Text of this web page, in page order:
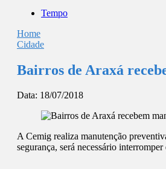
Tempo
Home
Cidade
Bairros de Araxá
Data: 18/07/2018
A Cemig realiza manutenção
segurança, será necessário